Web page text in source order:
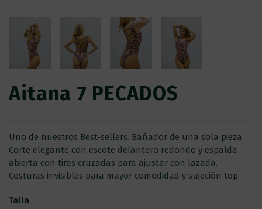
Aitana 7 PECADOS
Uno de nuestros Best-sellers. Bañador de una sola pieza.
Corte elegante con escote delantero redondo y espalda
abierta con tiras cruzadas para ajustar con lazada.
Costuras invisibles para mayor comodidad y sujeción top.
Talla